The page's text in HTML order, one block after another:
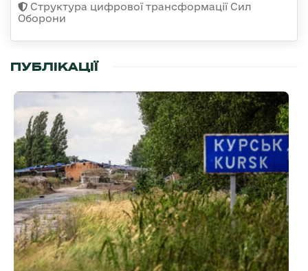
Структура цифрової трансформації Сил
Оборони
ПУБЛІКАЦІЇ